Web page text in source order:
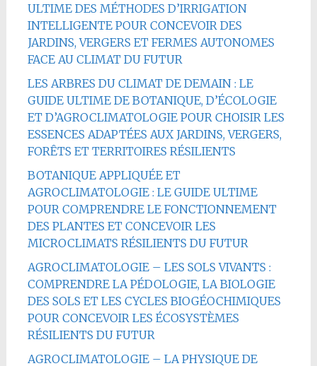
ULTIME DES MÉTHODES D’IRRIGATION
INTELLIGENTE POUR CONCEVOIR DES
JARDINS, VERGERS ET FERMES AUTONOMES
FACE AU CLIMAT DU FUTUR
LES ARBRES DU CLIMAT DE DEMAIN : LE
GUIDE ULTIME DE BOTANIQUE, D’ÉCOLOGIE
ET D’AGROCLIMATOLOGIE POUR CHOISIR LES
ESSENCES ADAPTÉES AUX JARDINS, VERGERS,
FORÊTS ET TERRITOIRES RÉSILIENTS
BOTANIQUE APPLIQUÉE ET
AGROCLIMATOLOGIE : LE GUIDE ULTIME
POUR COMPRENDRE LE FONCTIONNEMENT
DES PLANTES ET CONCEVOIR LES
MICROCLIMATS RÉSILIENTS DU FUTUR
AGROCLIMATOLOGIE – LES SOLS VIVANTS :
COMPRENDRE LA PÉDOLOGIE, LA BIOLOGIE
DES SOLS ET LES CYCLES BIOGÉOCHIMIQUES
POUR CONCEVOIR LES ÉCOSYSTÈMES
RÉSILIENTS DU FUTUR
AGROCLIMATOLOGIE – LA PHYSIQUE DE